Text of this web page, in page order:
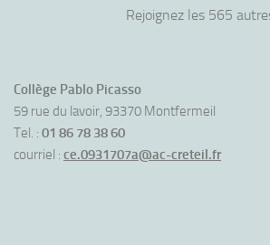
Rejoignez les 565
Collège Pablo Picasso
59 rue du lavoir, 93370 Montfermeil
Tel. : 01 86 78 38 60
courriel : ce.0931707a@ac-creteil.fr